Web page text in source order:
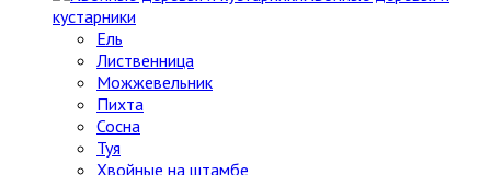
кустарники
Ель
Лиственница
Можжевельник
Пихта
Сосна
Туя
Хвойные на штамбе